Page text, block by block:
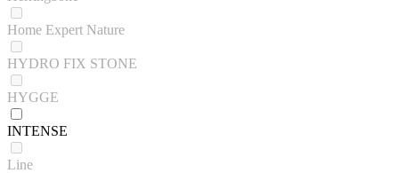
Home Expert Nature
HYDRO FIX STONE
HYGGE
INTENSE
Line